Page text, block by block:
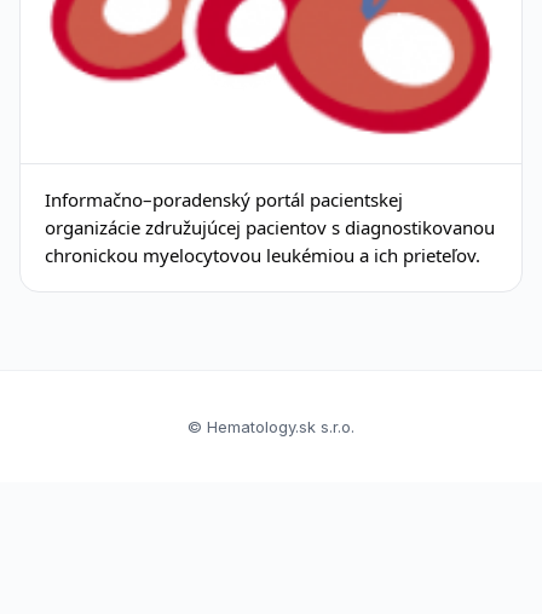
Informačno–poradenský portál pacientskej
organizácie združujúcej pacientov s diagnostikovanou
chronickou myelocytovou leukémiou a ich prieteľov.
© Hematology.sk s.r.o.